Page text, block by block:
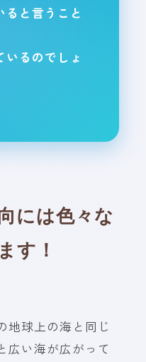
ると言うこと
いるのでしょ
には色々な
す！
地球上の海と同じ
広い海が広がって